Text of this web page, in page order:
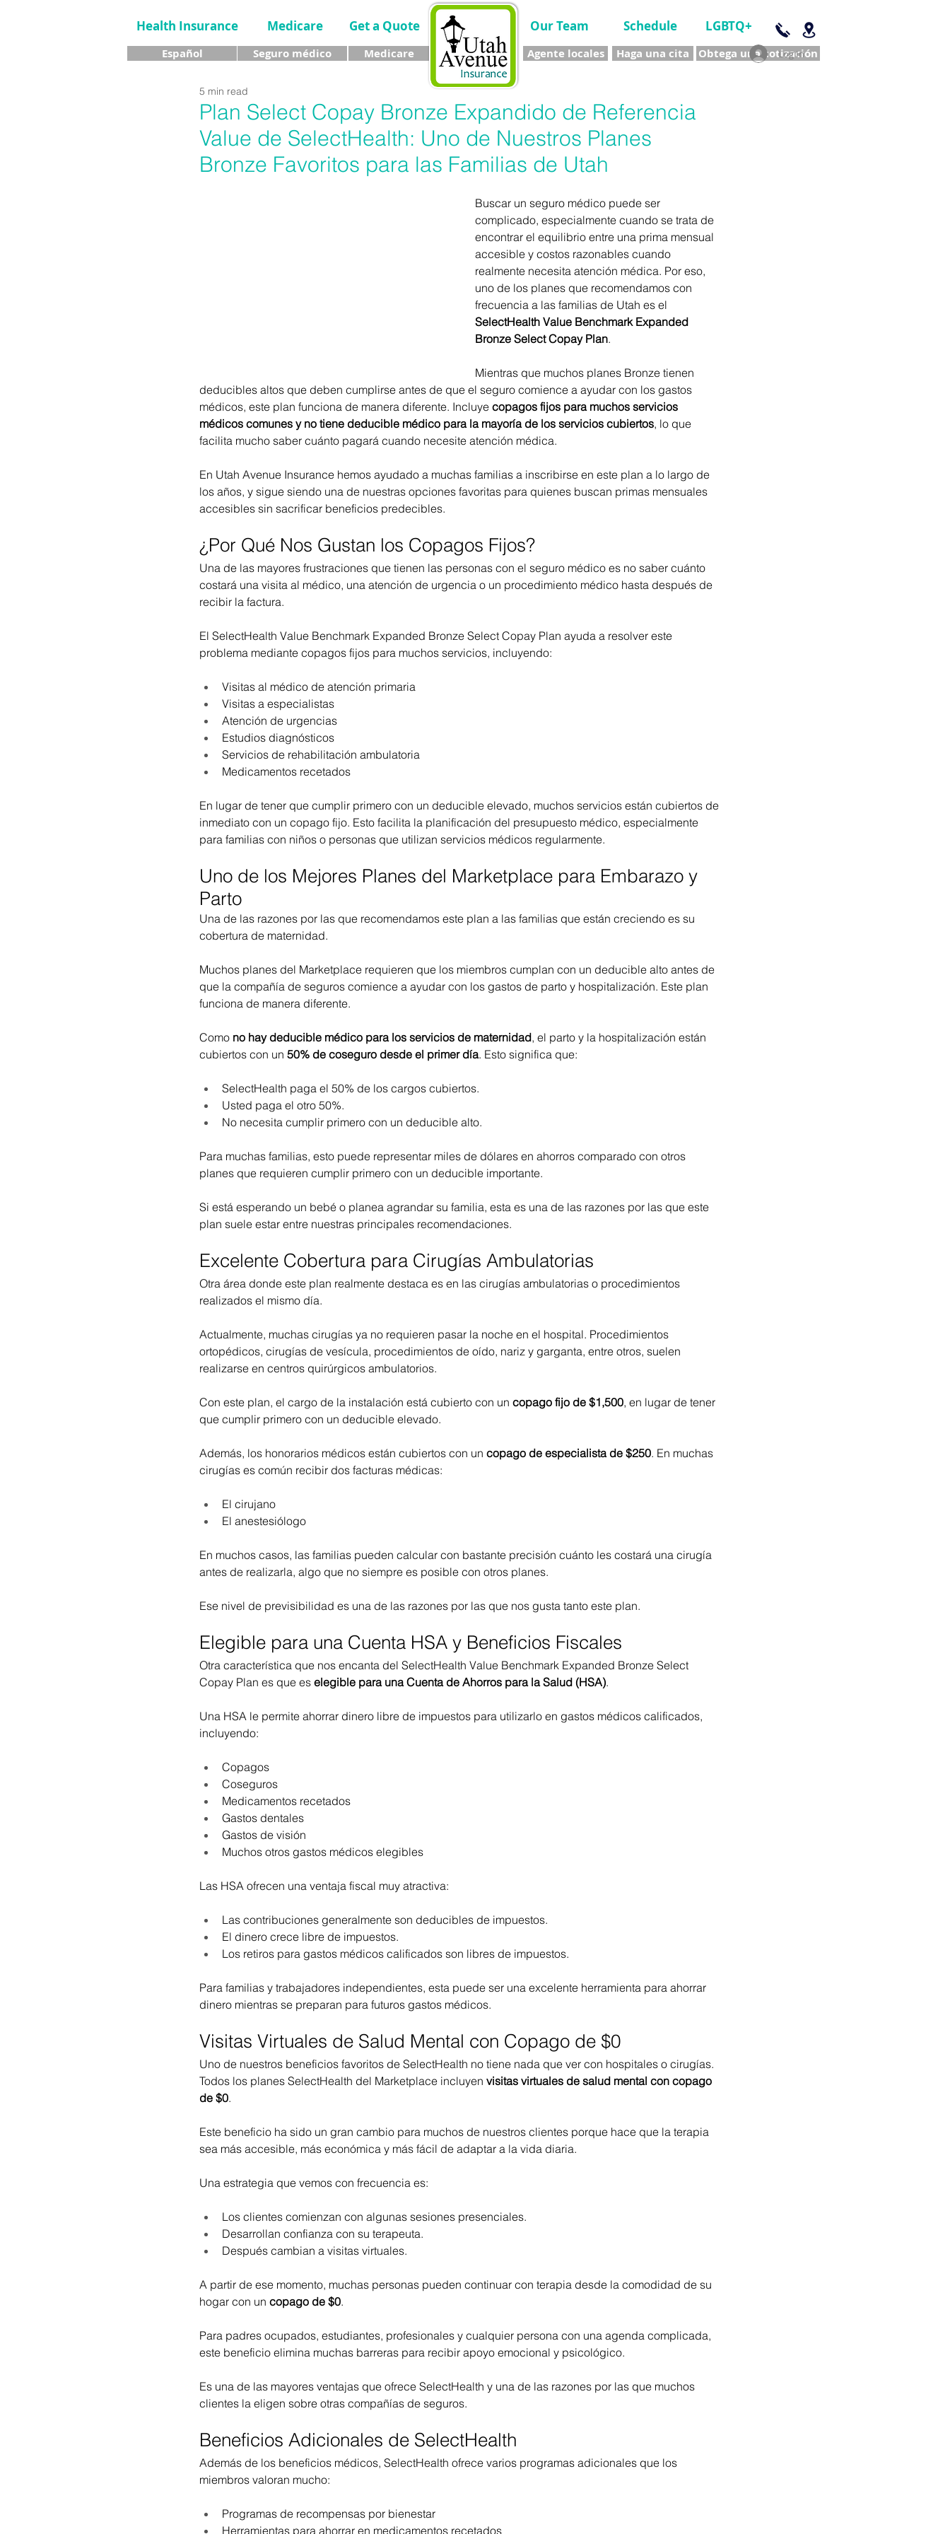
Health Insurance Medicare
Español Seguro médico
Get a Quote
Medicare
Our Team
Agente locales
Schedule
Haga una cita
LGBTQ+
Obtega una cotización
Log In
Plan Select Copay Bronze Expandido de Referencia
Value de SelectHealth: Uno de Nuestros Planes
Bronze Favoritos para las Familias de Utah
5 min read
Buscar un seguro médico puede ser
complicado, especialmente cuando se trata de
encontrar el equilibrio entre una prima mensual
accesible y costos razonables cuando
realmente necesita atención médica. Por eso,
uno de los planes que recomendamos con
frecuencia a las familias de Utah es el
SelectHealth Value Benchmark Expanded
Bronze Select Copay Plan.
Mientras que muchos planes Bronze tienen
deducibles altos que deben cumplirse antes de que el seguro comience a ayudar con los gastos
médicos, este plan funciona de manera diferente. Incluye copagos fijos para muchos servicios
médicos comunes y no tiene deducible médico para la mayoría de los servicios cubiertos, lo que
facilita mucho saber cuánto pagará cuando necesite atención médica.
En Utah Avenue Insurance hemos ayudado a muchas familias a inscribirse en este plan a lo largo de
los años, y sigue siendo una de nuestras opciones favoritas para quienes buscan primas mensuales
accesibles sin sacrificar beneficios predecibles.
¿Por Qué Nos Gustan los Copagos Fijos?
Una de las mayores frustraciones que tienen las personas con el seguro médico es no saber cuánto
costará una visita al médico, una atención de urgencia o un procedimiento médico hasta después de
recibir la factura.
El SelectHealth Value Benchmark Expanded Bronze Select Copay Plan ayuda a resolver este
problema mediante copagos fijos para muchos servicios, incluyendo:
Visitas al médico de atención primaria
Visitas a especialistas
Atención de urgencias
Estudios diagnósticos
Servicios de rehabilitación ambulatoria
Medicamentos recetados
En lugar de tener que cumplir primero con un deducible elevado, muchos servicios están cubiertos de
inmediato con un copago fijo. Esto facilita la planificación del presupuesto médico, especialmente
para familias con niños o personas que utilizan servicios médicos regularmente.
Uno de los Mejores Planes del Marketplace para Embarazo y
Parto
Una de las razones por las que recomendamos este plan a las familias que están creciendo es su
cobertura de maternidad.
Muchos planes del Marketplace requieren que los miembros cumplan con un deducible alto antes de
que la compañía de seguros comience a ayudar con los gastos de parto y hospitalización. Este plan
funciona de manera diferente.
Como no hay deducible médico para los servicios de maternidad, el parto y la hospitalización están
cubiertos con un 50% de coseguro desde el primer día. Esto significa que:
SelectHealth paga el 50% de los cargos cubiertos.
Usted paga el otro 50%.
No necesita cumplir primero con un deducible alto.
Para muchas familias, esto puede representar miles de dólares en ahorros comparado con otros
planes que requieren cumplir primero con un deducible importante.
Si está esperando un bebé o planea agrandar su familia, esta es una de las razones por las que este
plan suele estar entre nuestras principales recomendaciones.
Excelente Cobertura para Cirugías Ambulatorias
Otra área donde este plan realmente destaca es en las cirugías ambulatorias o procedimientos
realizados el mismo día.
Actualmente, muchas cirugías ya no requieren pasar la noche en el hospital. Procedimientos
ortopédicos, cirugías de vesícula, procedimientos de oído, nariz y garganta, entre otros, suelen
realizarse en centros quirúrgicos ambulatorios.
Con este plan, el cargo de la instalación está cubierto con un copago fijo de $1,500, en lugar de tener
que cumplir primero con un deducible elevado.
Además, los honorarios médicos están cubiertos con un copago de especialista de $250. En muchas
cirugías es común recibir dos facturas médicas:
El cirujano
El anestesiólogo
En muchos casos, las familias pueden calcular con bastante precisión cuánto les costará una cirugía
antes de realizarla, algo que no siempre es posible con otros planes.
Ese nivel de previsibilidad es una de las razones por las que nos gusta tanto este plan.
Elegible para una Cuenta HSA y Beneficios Fiscales
Otra característica que nos encanta del SelectHealth Value Benchmark Expanded Bronze Select
Copay Plan es que es elegible para una Cuenta de Ahorros para la Salud (HSA).
Una HSA le permite ahorrar dinero libre de impuestos para utilizarlo en gastos médicos calificados,
incluyendo:
Copagos
Coseguros
Medicamentos recetados
Gastos dentales
Gastos de visión
Muchos otros gastos médicos elegibles
Las HSA ofrecen una ventaja fiscal muy atractiva:
Las contribuciones generalmente son deducibles de impuestos.
El dinero crece libre de impuestos.
Los retiros para gastos médicos calificados son libres de impuestos.
Para familias y trabajadores independientes, esta puede ser una excelente herramienta para ahorrar
dinero mientras se preparan para futuros gastos médicos.
Visitas Virtuales de Salud Mental con Copago de $0
Uno de nuestros beneficios favoritos de SelectHealth no tiene nada que ver con hospitales o cirugías.
Todos los planes SelectHealth del Marketplace incluyen visitas virtuales de salud mental con copago
de $0.
Este beneficio ha sido un gran cambio para muchos de nuestros clientes porque hace que la terapia
sea más accesible, más económica y más fácil de adaptar a la vida diaria.
Una estrategia que vemos con frecuencia es:
Los clientes comienzan con algunas sesiones presenciales.
Desarrollan confianza con su terapeuta.
Después cambian a visitas virtuales.
A partir de ese momento, muchas personas pueden continuar con terapia desde la comodidad de su
hogar con un copago de $0.
Para padres ocupados, estudiantes, profesionales y cualquier persona con una agenda complicada,
este beneficio elimina muchas barreras para recibir apoyo emocional y psicológico.
Es una de las mayores ventajas que ofrece SelectHealth y una de las razones por las que muchos
clientes la eligen sobre otras compañías de seguros.
Beneficios Adicionales de SelectHealth
Además de los beneficios médicos, SelectHealth ofrece varios programas adicionales que los
miembros valoran mucho:
Programas de recompensas por bienestar
Herramientas para ahorrar en medicamentos recetados